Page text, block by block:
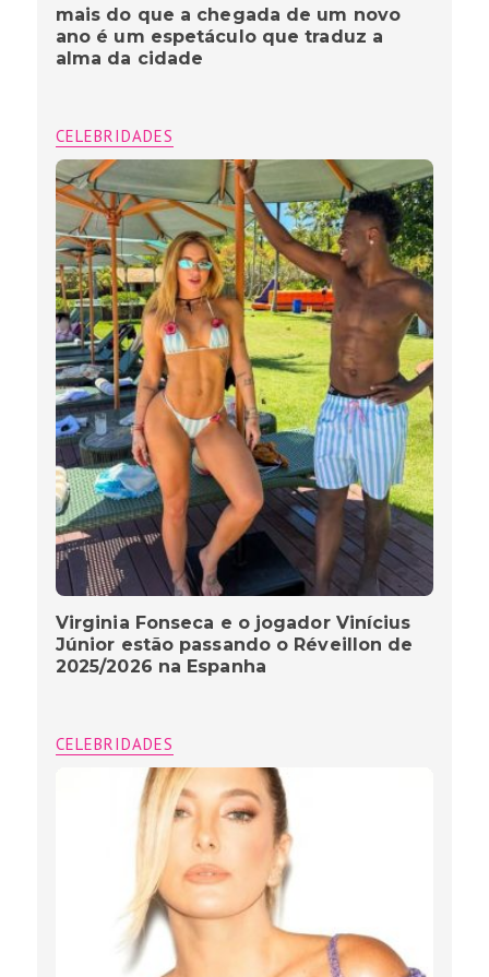
mais do que a chegada de um novo
ano é um espetáculo que traduz a
alma da cidade
CELEBRIDADES
Virginia Fonseca e o jogador Vinícius
Júnior estão passando o Réveillon de
2025/2026 na Espanha
CELEBRIDADES